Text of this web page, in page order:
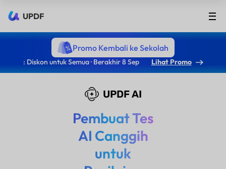
UPDF
Promo Kembali ke Sekolah
: Diskon untuk Semua · Berakhir 8 Sep Lihat Promo
UPDF AI
Pembuat Tes
AI Canggih
untuk